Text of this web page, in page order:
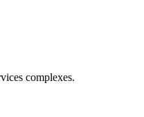
complexes.